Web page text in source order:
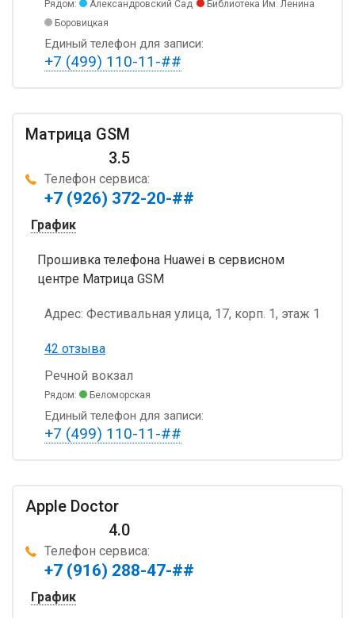
Рядом: Александровский Сад
Библиотека Им. Ленина
Боровицкая
Единый телефон для записи:
+7 (499) 110-11-##
Матрица GSM
3.5
Телефон сервиса:
+7 (926) 372-20-##
График
Прошивка телефона Huawei в сервисном
центре Матрица GSM
Адрес: Фестивальная улица, 17, корп. 1, этаж 1
42 отзыва
Речной вокзал
Рядом: Беломорская
Единый телефон для записи:
+7 (499) 110-11-##
Apple Doctor
4.0
Телефон сервиса:
+7 (916) 288-47-##
График